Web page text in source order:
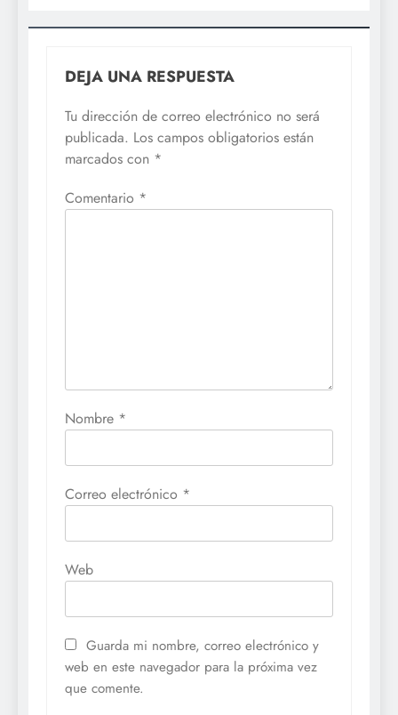
DEJA UNA RESPUESTA
Tu dirección de correo electrónico no será
publicada. Los campos obligatorios están
marcados con *
Comentario *
Nombre *
Correo electrónico *
Web
Guarda mi nombre, correo electrónico y
web en este navegador para la próxima vez
que comente.